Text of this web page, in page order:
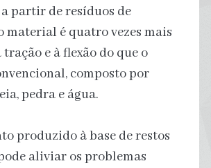
partir de resíduos de
material é quatro vezes mais
e à flexão do que o
composto por
pedra e água.
produzido à base de restos
aliviar os problemas